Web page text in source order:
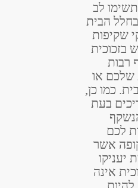
לב
הבית
שקיפות
בזכוכית
רבות
שלכם או
כמו כן,
בעת
לכם
אשר
יעניקו
אינה